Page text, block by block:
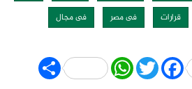
قرارات فى مصر
فى مجال
Share WhatsApp
Twitter